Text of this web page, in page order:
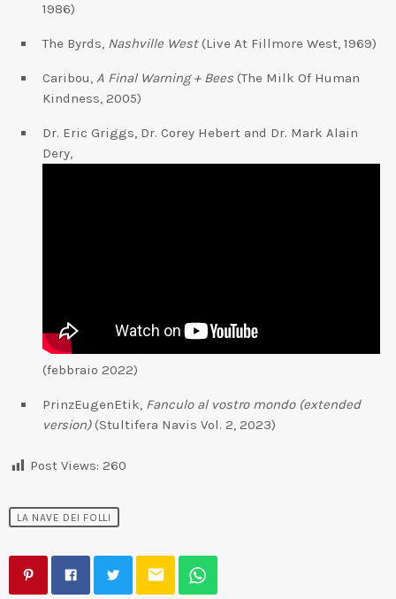
1986)
The Byrds, Nashville West(Live At Fillmore West, 1969)
Caribou, A Final Warning + Bees (The Milk Of Human
Kindness, 2005)
Dr. Eric Griggs, Dr. Corey Hebert and Dr. Mark Alain
Dery,
(febbraio 2022)
PrinzEugenEtik, Fanculo al vostro mondo (extended
version)(Stultifera Navis Vol. 2, 2023)
Post Views: 260
LA NAVE DEI FOLLI
email